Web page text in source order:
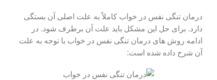
درمان تنگی نفس در خواب کاملاً به علت اصلی آن بستگی
دارد. برای حل این مشکل باید علت آن برطرف شود. در
ادامه روش های درمان تنگی نفس در خواب با توجه به علت
آن شرح داده شده است: